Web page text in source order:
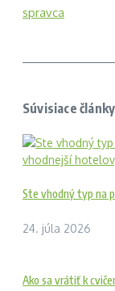
spravca
Súvisiace články
Ste vhodný typ na
24. júla 2026
Ako sa vrátiť k